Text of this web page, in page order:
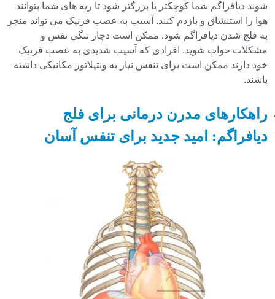
شوند دیافراگم شما کوچکتر یا بزرگتر شود تا ریه های شما بتوانند
هوا را استنشاق و بازدم کنند. آسیب به عصب فرنیک می تواند منجر
به فلج شدن دیافراگم شود. ممکن است دچار تنگی نفس و
مشکلات خواب شوید. افرادی که آسیب شدیدی به عصب فرنیک
خود دارند ممکن است برای تنفس نیاز به ونتیلاتور مکانیکی داشته
باشند.
راهکارهای مدرن درمانی برای فلج
دیافراگم: امید جدید برای تنفس آسان